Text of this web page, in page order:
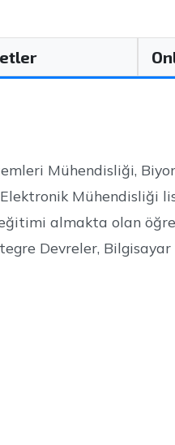
Mühendisliği,
Mühendisliği
almakta olan
Devreler, Bilgisayar